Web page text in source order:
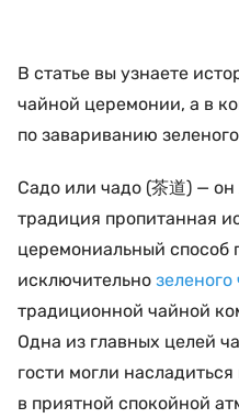
В статье вы узнаете
чайной церемонии, а в
по завариванию
Садо или чадо (茶道) —
традиция пропитанная
церемониальный способ
исключительно зеленого
традиционной чайной
Одна из главных целей
гости могли
в приятной спокойной